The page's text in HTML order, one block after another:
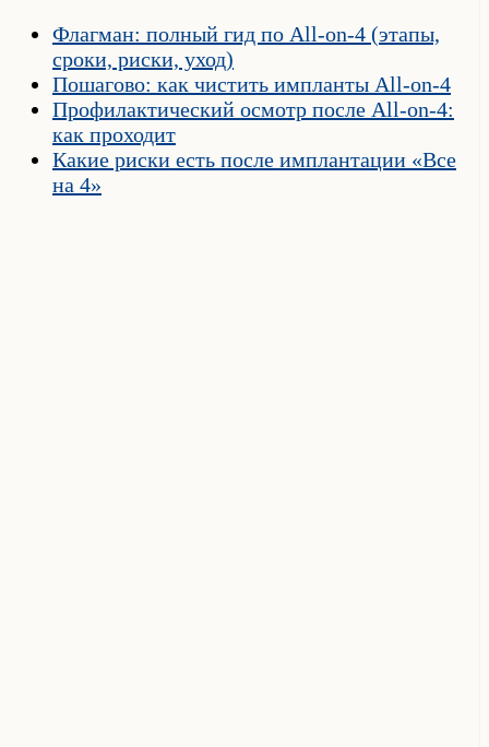
Флагман: полный гид по All-on-4 (этапы,
сроки, риски, уход)
Пошагово: как чистить импланты All-on-4
Профилактический осмотр после All-on-4:
как проходит
Какие риски есть после имплантации «Все
на 4»